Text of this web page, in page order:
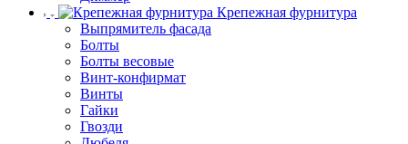
Крепежная фурнитура
Выпрямитель фасада
Болты
Болты весовые
Винт-конфирмат
Винты
Гайки
Гвозди